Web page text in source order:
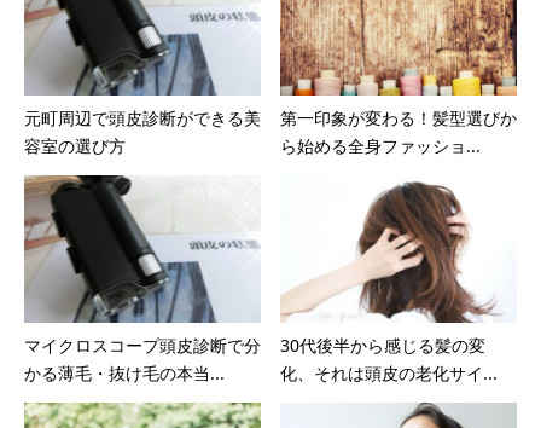
元町周辺で頭皮診断ができる美
容室の選び方
第一印象が変わる！髪型選びか
ら始める全身ファッショ...
マイクロスコープ頭皮診断で分
かる薄毛・抜け毛の本当...
30代後半から感じる髪の変
化、それは頭皮の老化サイ...